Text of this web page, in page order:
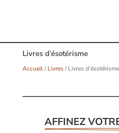
Livres d’ésotérisme
Accueil/Livres/ Livres d’ésotérisme
AFFINEZ